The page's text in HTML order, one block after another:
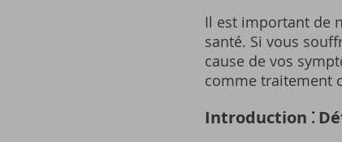
Il est important de
santé. Si vous
cause de vos
comme traitement
Introduction ⁚